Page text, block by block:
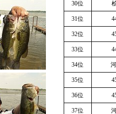
30位
31位
32位
33位
34位
35位
36位
37位